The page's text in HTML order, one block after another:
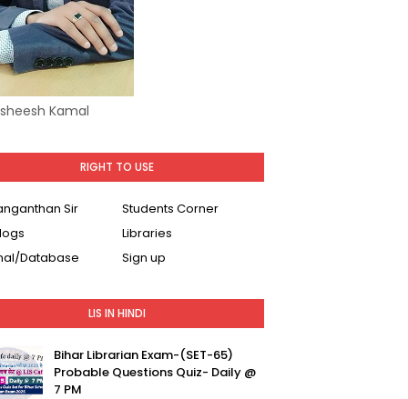
Kamal
RIGHT TO USE
Sir
Students Corner
Libraries
Database
Sign up
LIS IN HINDI
Bihar Librarian Exam-(SET-65)
Probable Questions Quiz- Daily @
7 PM